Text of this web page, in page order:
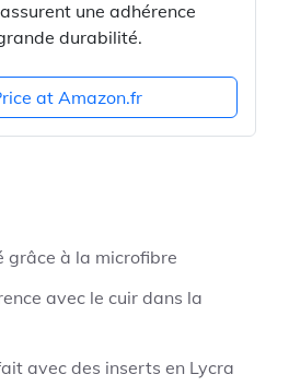
une adhérence
durabilité.
at Amazon.fr
grâce à la microfibre
avec le cuir dans la
avec des inserts en Lycra